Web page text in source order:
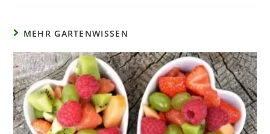
MEHR GARTENWISSEN